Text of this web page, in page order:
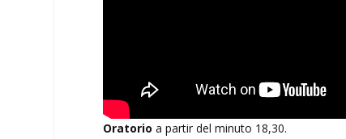
Oratorio a partir del minuto 18,30.